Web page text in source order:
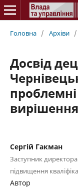
Головна / Архіви /
Досвід
вирішення
Сергій Гакман
Заступник
підвищення
Автор